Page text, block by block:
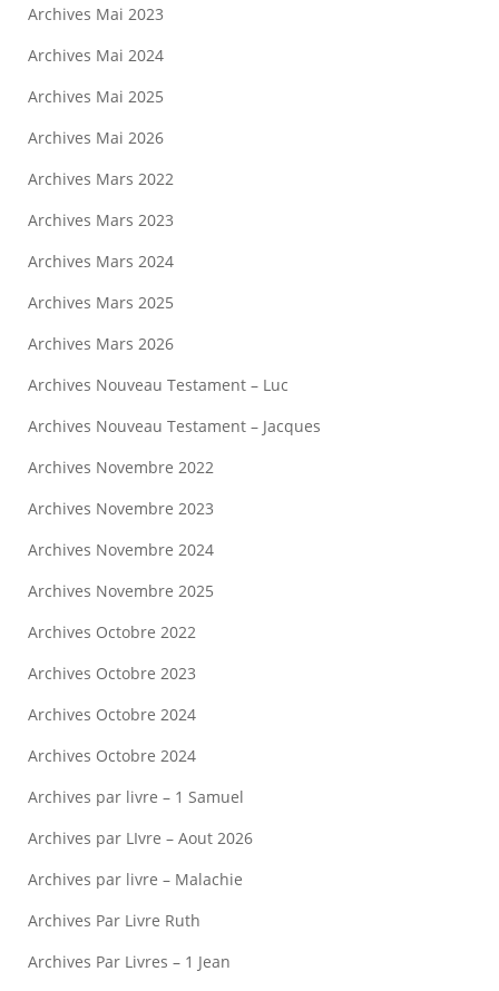
Archives Mai 2023
Archives Mai 2024
Archives Mai 2025
Archives Mai 2026
Archives Mars 2022
Archives Mars 2023
Archives Mars 2024
Archives Mars 2025
Archives Mars 2026
Archives Nouveau Testament – Luc
Archives Nouveau Testament – Jacques
Archives Novembre 2022
Archives Novembre 2023
Archives Novembre 2024
Archives Novembre 2025
Archives Octobre 2022
Archives Octobre 2023
Archives Octobre 2024
Archives Octobre 2024
Archives par livre – 1 Samuel
Archives par LIvre – Aout 2026
Archives par livre – Malachie
Archives Par Livre Ruth
Archives Par Livres – 1 Jean